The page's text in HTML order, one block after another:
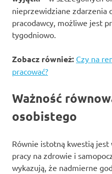
nieprzewidziane zdarzenia
pracodawcy, możliwe jest
tygodniowo.
Zobacz również: Czy na
pracować?
Ważność
osobistego
Równie istotną kwestią jest
pracy na zdrowie i
wykazują, że nadmierne